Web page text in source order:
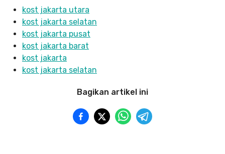
kost jakarta utara
kost jakarta selatan
kost jakarta pusat
kost jakarta barat
kost jakarta
kost jakarta selatan
Bagikan artikel ini